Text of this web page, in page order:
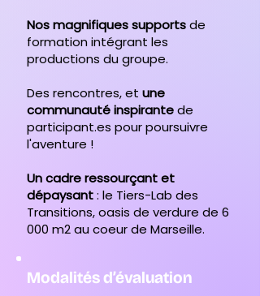
Nos magnifiques supportsde
formation intégrant les
productions du groupe.
Des rencontres, et une
communauté inspirantede
participant.es pour poursuivre
l'aventure !
Un cadre ressourçant et
dépaysant: le Tiers-Lab des
Transitions, oasis de verdure de 6
000 m2 au coeur de Marseille.
Modalités d’évaluation